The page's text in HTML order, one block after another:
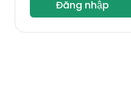
Đăng nhập